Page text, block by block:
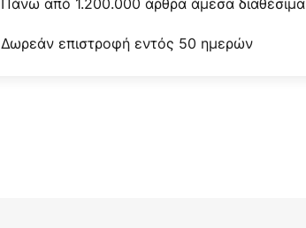
Δωρεάν επιστροφή εντός 50 ημερών